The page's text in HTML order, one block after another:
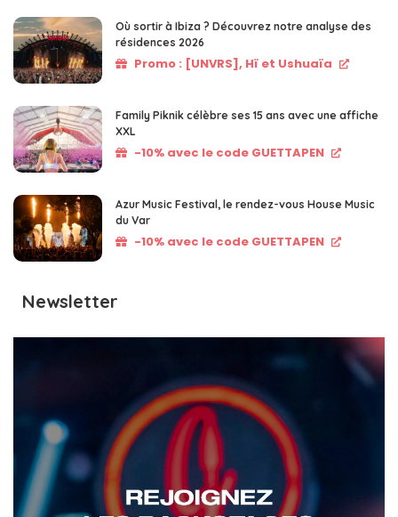
Où sortir à Ibiza ? Découvrez notre analyse des
résidences 2026
Promo : [UNVRS], Hï et Ushuaïa
Family Piknik célèbre ses 15 ans avec une affiche
XXL
-10% avec le code GUETTAPEN
Azur Music Festival, le rendez-vous House Music
du Var
-10% avec le code GUETTAPEN
Newsletter